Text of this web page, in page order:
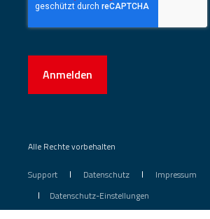
Anmelden
Alle Rechte vorbehalten
Support Datenschutz
Impressum
Datenschutz-Einstellungen